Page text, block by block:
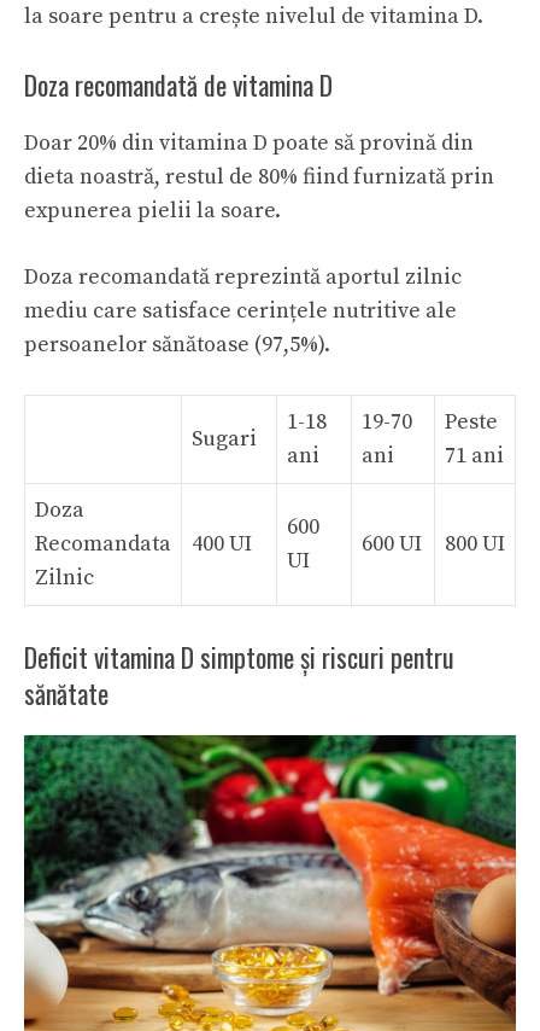
la soare pentru a crește nivelul de vitamina D.
Doza recomandată de vitamina D
Doar 20% din vitamina D poate să provină din
dieta noastră, restul de 80% fiind furnizată prin
expunerea pielii la soare.
Doza recomandată reprezintă aportul zilnic
mediu care satisface cerințele nutritive ale
persoanelor sănătoase (97,5%).
Sugari
1-18
ani
19-70
ani
Peste
71 ani
Doza
Recomandata
Zilnic
400 UI
600
UI
600 UI 800 UI
Deficit vitamina D simptome și riscuri pentru
sănătate